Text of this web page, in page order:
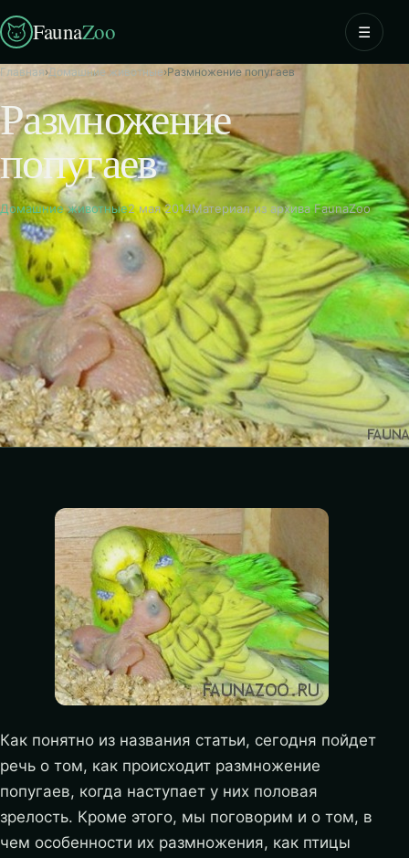
FaunaZoo ☰
Главная›Домашние животные›Размножение попугаев
Размножение
попугаев
Домашние животные2 мая 2014Материал из архива FaunaZoo
Как понятно из названия статьи, сегодня пойдет
речь о том, как происходит размножение
попугаев, когда наступает у них половая
зрелость. Кроме этого, мы поговорим и о том, в
чем особенности их размножения, как птицы